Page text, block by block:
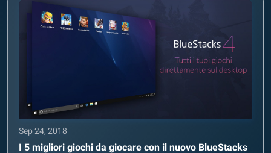
Sep 24, 2018
I 5 migliori giochi da giocare con il nuovo BlueStacks